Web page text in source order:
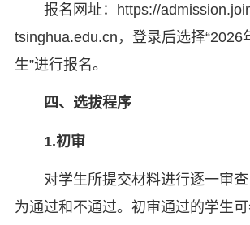
报名网址： https://
tsinghua.edu.cn，登录后选择“2026
生”进行报名。
四、 选拔程序
1.初审
对学生所提交材料进行逐一审
为通过和不通过。初审通过的学生